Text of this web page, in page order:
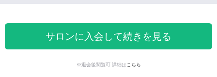
サロンに入会して続きを見る
※退会後閲覧可 詳細は こちら